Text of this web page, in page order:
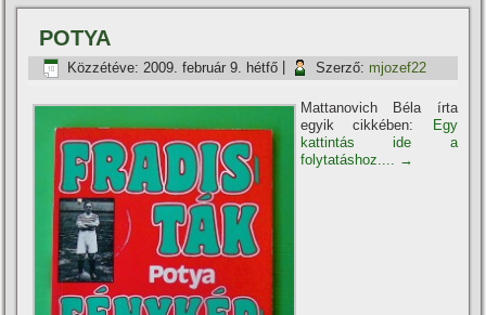
POTYA
Közzétéve: 2009. február 9. hétfő Szerző: mjozef22
Mattanovich Béla í­rta
egyik cikkében:
Egy
kattintás ide a
folytatáshoz.... →